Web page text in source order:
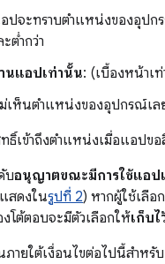
ปจะทราบตำแหน่งของอุปก
ต่ำกว่า
นแอปเท่านั้น: (เบื้องหน้าเ
เห็นตำแหน่งของอุปกรณ์เล
ธิ์เข้าถึงตำแหน่งเมื่อแอปข
บอนุญาตขณะมีการใช้แอป
สดงในรูปที่ 2) หากผู้ใช้เลือก
โต้ตอบจะมีตัวเลือกให้เก็บ
ภายใต้เงื่อนไขต่อไปนี้สําห